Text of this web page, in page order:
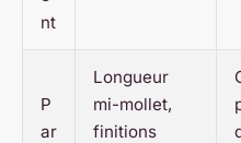
nt
P
ar
Longueur
mi-mollet,
finitions